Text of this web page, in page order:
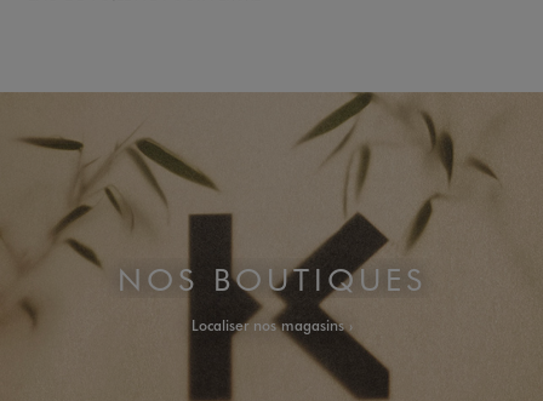
NOS BOUTIQUES
Localiser nos magasins